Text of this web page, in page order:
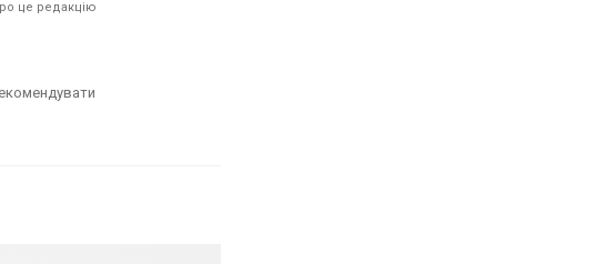
це редакцію